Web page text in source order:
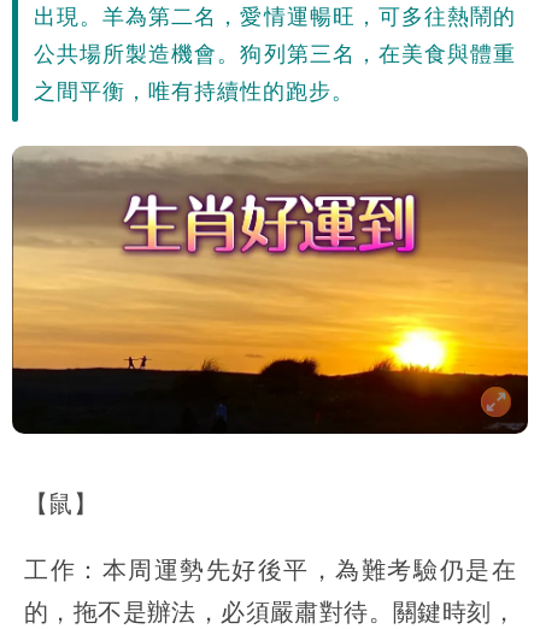
出現。羊為第二名，愛情運暢旺，可多往熱鬧的
公共場所製造機會。狗列第三名，在美食與體重
之間平衡，唯有持續性的跑步。
【鼠】
工作：本周運勢先好後平，為難考驗仍是在
的，拖不是辦法，必須嚴肅對待。關鍵時刻，